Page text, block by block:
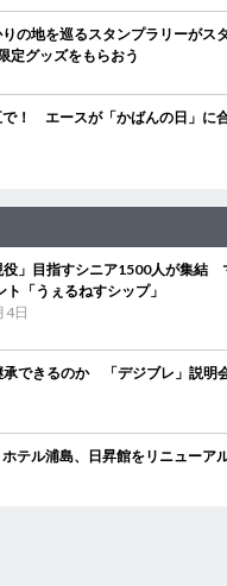
の地を巡るスタンプラリーが
定グッズをもらおう
！ エースが「かばんの日」に
役」目指すシニア1500人が集結
ト「うぇるねすシップ」
4日
できるのか 「デジブレ」説明
テル浦島、日昇館をリニューア